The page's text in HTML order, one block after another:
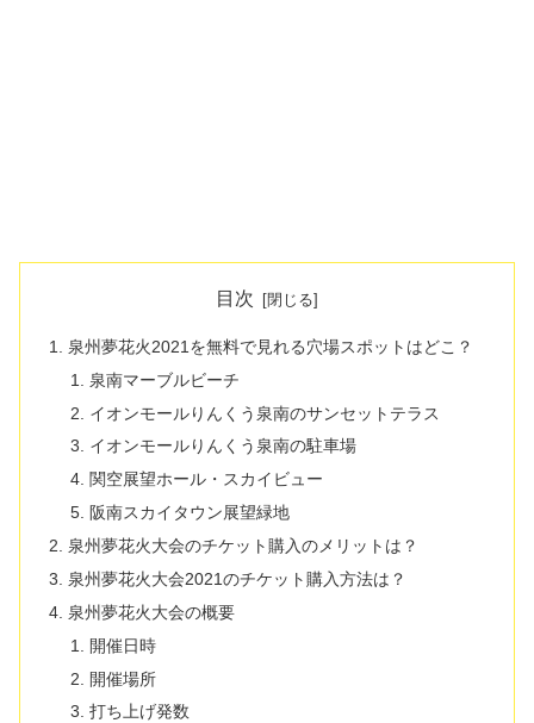
目次
泉州夢花火2021を無料で見れる穴場スポットはどこ？
泉南マーブルビーチ
イオンモールりんくう泉南のサンセットテラス
イオンモールりんくう泉南の駐車場
関空展望ホール・スカイビュー
阪南スカイタウン展望緑地
泉州夢花火大会のチケット購入のメリットは？
泉州夢花火大会2021のチケット購入方法は？
泉州夢花火大会の概要
開催日時
開催場所
打ち上げ発数